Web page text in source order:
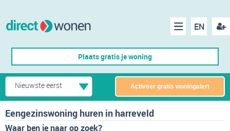
EN
Menu
Plaats gratis je woning
Nieuwste eerst Activeer gratis woningalert
Eengezinswoning huren in harreveld
Waar ben je naar op zoek?